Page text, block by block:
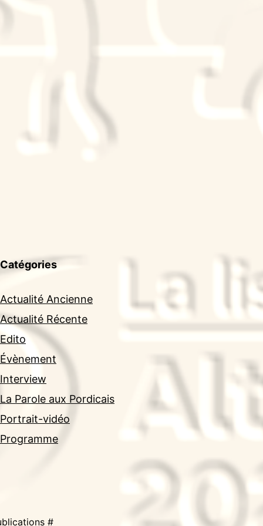
Catégories
Actualité Ancienne
Actualité Récente
Edito
Évènement
Interview
La Parole aux Pordicais
Portrait-vidéo
Programme
#